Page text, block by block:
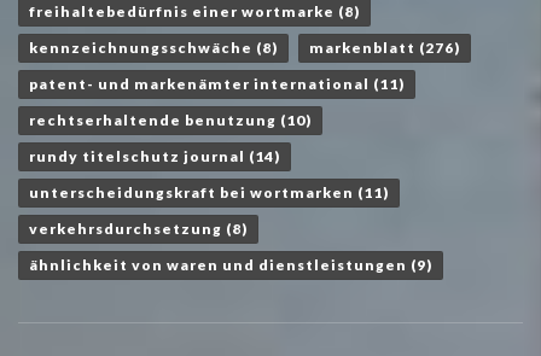
freihaltebedürfnis einer wortmarke (8)
kennzeichnungsschwäche (8) markenblatt (276)
patent- und markenämter international (11)
rechtserhaltende benutzung (10)
rundy titelschutz journal (14)
unterscheidungskraft bei wortmarken (11)
verkehrsdurchsetzung (8)
ähnlichkeit von waren und dienstleistungen (9)